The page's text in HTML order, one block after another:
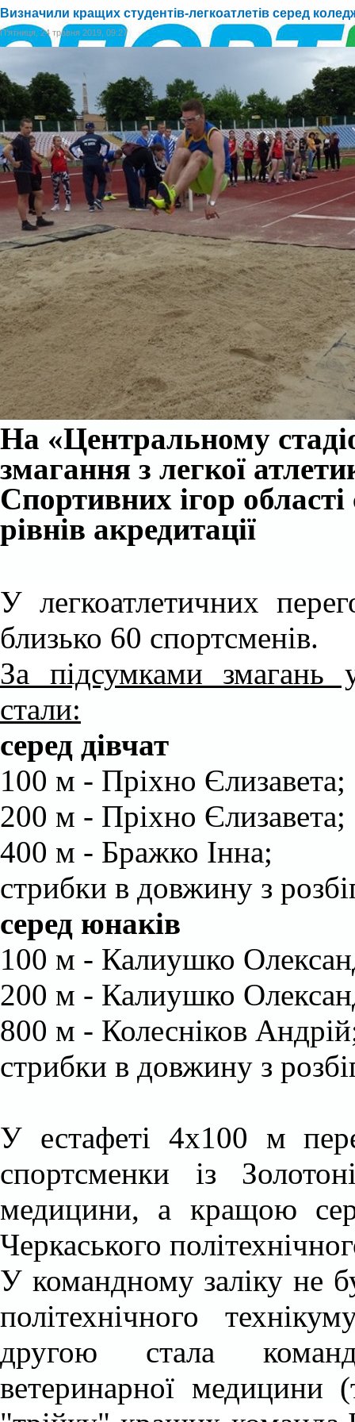
Визначили кращих студентів-легкоатлетів серед
П'ятниця, 24 травня 2019, 09:27
На «Центральному
змагання з легкої
Спортивних ігор області
рівнів акредитації
У легкоатлетичних
близько 60 спортсменів.
За підсумками змагань
стали:
серед дівчат
100 м - Пріхно Єлизавета;
200 м - Пріхно Єлизавета;
400 м - Бражко Інна;
стрибки в довжину з
серед юнаків
100 м - Калиушко
200 м - Калиушко
800 м - Колесніков
стрибки в довжину з
У естафеті 4х100 м
спортсменки із
медицини, а кращою
Черкаського
У командному заліку не
політехнічного
другою стала
ветеринарної